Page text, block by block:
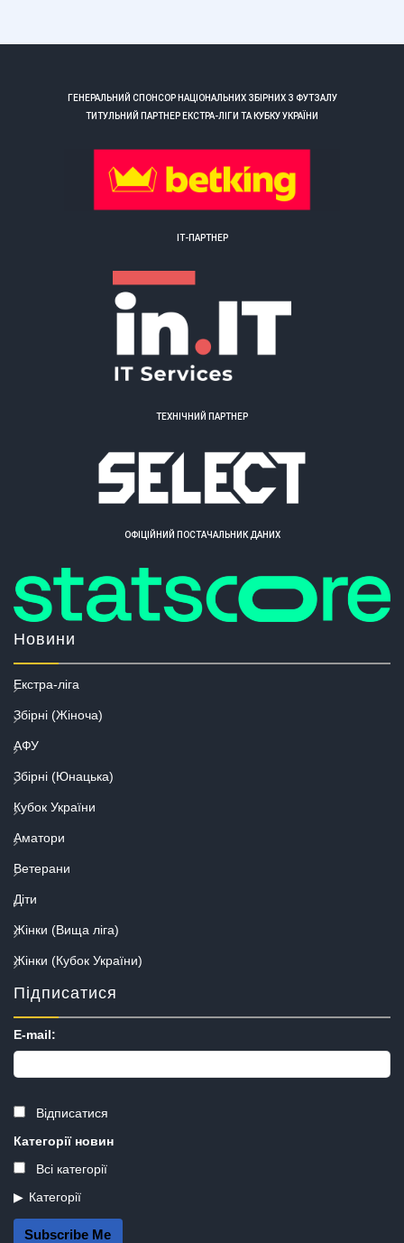
ГЕНЕРАЛЬНИЙ СПОНСОР НАЦІОНАЛЬНИХ ЗБІРНИХ З ФУТЗАЛУ
ТИТУЛЬНИЙ ПАРТНЕР ЕКСТРА-ЛІГИ ТА КУБКУ УКРАЇНИ
ІТ-ПАРТНЕР
ТЕХНІЧНИЙ ПАРТНЕР
ОФІЦІЙНИЙ ПОСТАЧАЛЬНИК ДАНИХ
Новини
Екстра-ліга
Збірні (Жіноча)
АФУ
Збірні (Юнацька)
Кубок України
Аматори
Ветерани
Діти
Жінки (Вища ліга)
Жінки (Кубок України)
Підписатися
E-mail:
Відписатися
Категорії новин
Всі категорії
Категорії
Subscribe Me